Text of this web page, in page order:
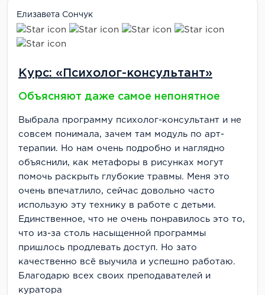
Елизавета Сончук
Курс: «Психолог-консультант»
Объясняют даже самое непонятное
Выбрала программу психолог-консультант и не
совсем понимала, зачем там модуль по арт-
терапии. Но нам очень подробно и наглядно
объяснили, как метафоры в рисунках могут
помочь раскрыть глубокие травмы. Меня это
очень впечатлило, сейчас довольно часто
использую эту технику в работе с детьми.
Единственное, что не очень понравилось это то,
что из-за столь насыщенной программы
пришлось продлевать доступ. Но зато
качественно всё выучила и успешно работаю.
Благодарю всех своих преподавателей и
куратора